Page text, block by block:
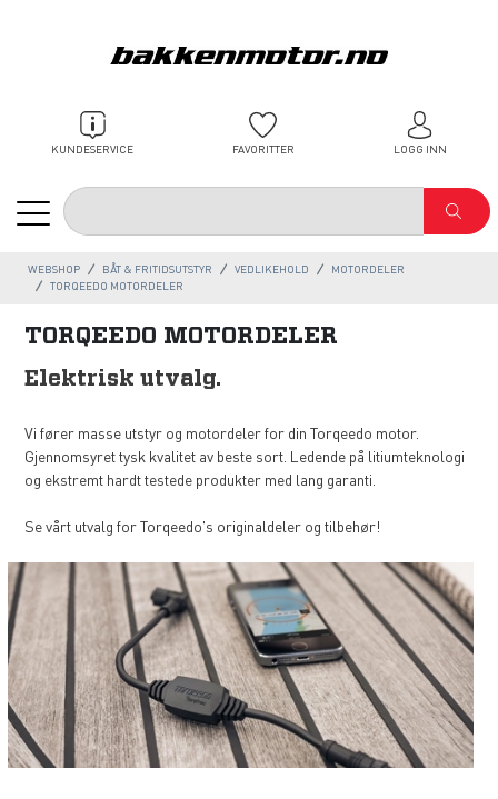
KUNDESERVICE FAVORITTER LOGG INN
WEBSHOP BÅT & FRITIDSUTSTYR VEDLIKEHOLD
MOTORDELER
TORQEEDO MOTORDELER
TORQEEDO MOTORDELER
Elektrisk utvalg.
Vi fører masse utstyr og motordeler for din Torqeedo motor.
Gjennomsyret tysk kvalitet av beste sort. Ledende på litiumteknologi
og ekstremt hardt testede produkter med lang garanti.
Se vårt utvalg for Torqeedo's originaldeler og tilbehør!